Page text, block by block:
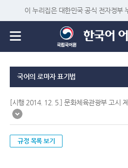
이 누리집은 대한민국 공식 전자정부
국어의 로마자 표기법
[시행 2014. 12. 5.] 문화체육관광부 고시
규정 목록 보기